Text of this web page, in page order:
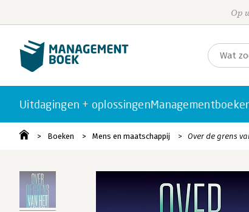
Op
Uitdagingen + oplossingen
Boeken Mens en maatschappij Over de grens